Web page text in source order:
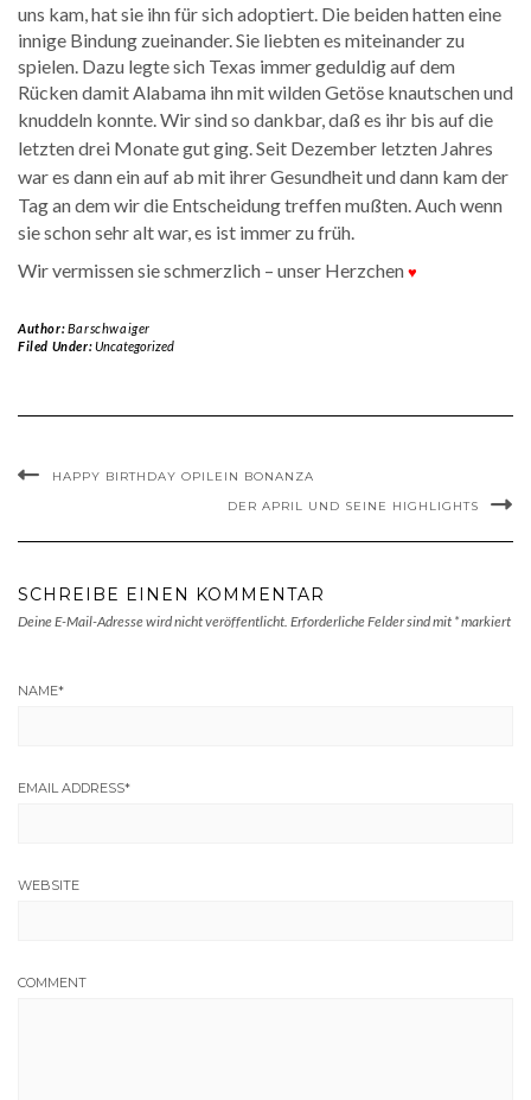
uns kam, hat sie ihn für sich adoptiert. Die beiden hatten eine
innige Bindung zueinander. Sie liebten es miteinander zu
spielen. Dazu legte sich Texas immer geduldig auf dem
Rücken damit Alabama ihn mit wilden Getöse knautschen und
knuddeln konnte. Wir sind so dankbar, daß es ihr bis auf die
letzten drei Monate gut ging. Seit Dezember letzten Jahres
war es dann ein auf ab mit ihrer Gesundheit und dann kam der
Tag an dem wir die Entscheidung treffen mußten. Auch wenn
sie schon sehr alt war, es ist immer zu früh.
Wir vermissen sie schmerzlich – unser Herzchen♥
Author:Barschwaiger
Filed Under:Uncategorized
HAPPY BIRTHDAY OPILEIN BONANZA
DER APRIL UND SEINE HIGHLIGHTS
SCHREIBE EINEN KOMMENTAR
Deine E-Mail-Adresse wird nicht veröffentlicht. Erforderliche Felder sind mit *markiert
NAME*
EMAIL ADDRESS*
WEBSITE
COMMENT